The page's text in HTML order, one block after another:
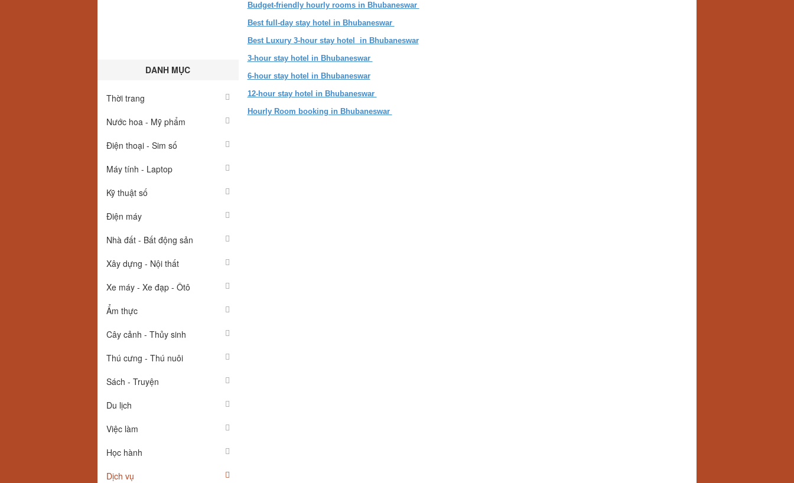
DANH MỤC
Thời trang
Nước hoa - Mỹ phẩm
Điện thoại - Sim số
Máy tính - Laptop
Kỹ thuật số
Điện máy
Nhà đất - Bất động sản
Xây dựng - Nội thất
Xe máy - Xe đạp - Ôtô
Ẩm thực
Cây cảnh - Thủy sinh
Thú cưng - Thú nuôi
Sách - Truyện
Du lịch
Việc làm
Học hành
Dịch vụ
Budget-friendly hourly rooms in Bhubaneswar
Best full-day stay hotel in Bhubaneswar
Best Luxury 3-hour stay hotel in Bhubaneswar
3-hour stay hotel in Bhubaneswar
6-hour stay hotel in Bhubaneswar
12-hour stay hotel in Bhubaneswar
Hourly Room booking in Bhubaneswar